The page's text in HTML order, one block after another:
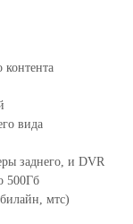
контента
вида
заднего, и DVR
500Гб
мтс)